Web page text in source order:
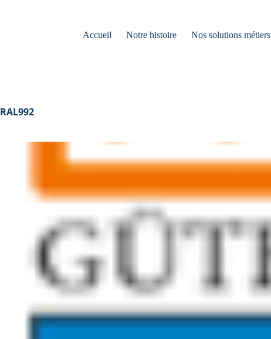
Accueil Notre histoire Nos solutions métiers
RAL992